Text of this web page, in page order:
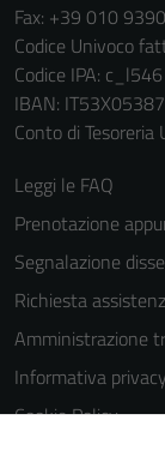
Fax: +39 010
Codice Univoco
Codice IPA: c_l546
IBAN:
Conto di
Leggi le FAQ
Prenotazione
Segnalazione
Richiesta
Amministrazione
Informativa privacy
Cookie Policy